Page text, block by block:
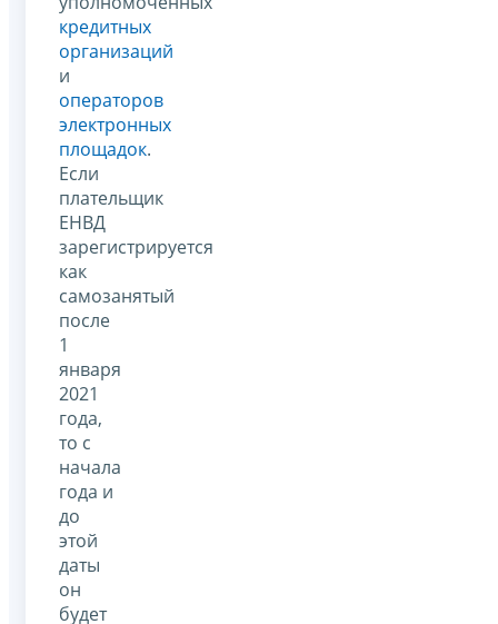
кредитных
организаций
и
операторов
электронных
площадок.
Если
плательщик
ЕНВД
зарегистрируется
как
самозанятый
после
1
января
2021
года,
то с
начала
года и
до
этой
даты
он
будет